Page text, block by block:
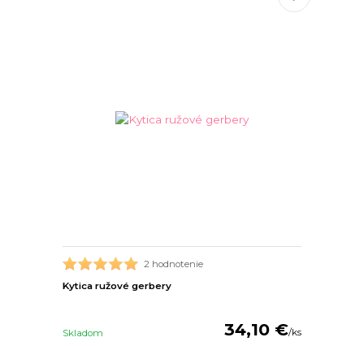
2 hodnotenie
Kytica ružové gerbery
34,10 €/ks
Skladom